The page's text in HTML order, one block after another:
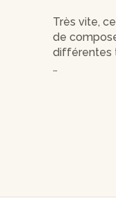
Très vite,
de
différentes
cette